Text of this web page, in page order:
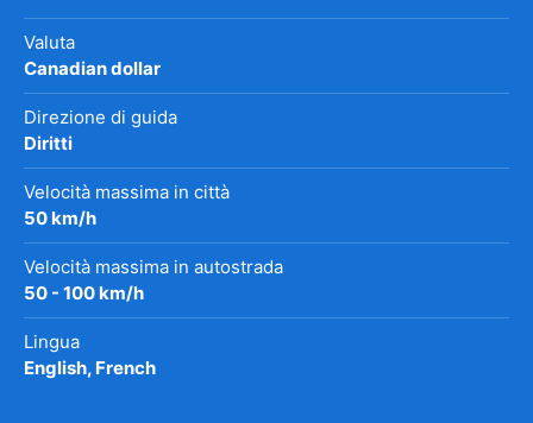
Valuta
Canadian dollar
Direzione di guida
Diritti
Velocità massima in città
50 km/h
Velocità massima in autostrada
50 - 100 km/h
Lingua
English, French